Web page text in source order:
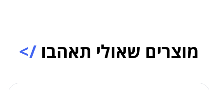
מוצרים שאולי תאהבו />